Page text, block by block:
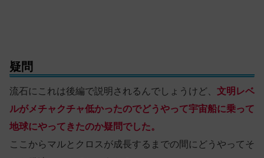
疑問
流石にこれは後編で説明されるんでしょうけど、 文明レベ
ルがメチャクチャ低かったのでどうやって宇宙船に乗って
地球にやってきたのか疑問でした。
ここからマルとクロスが成長するまでの間にどうやってそ